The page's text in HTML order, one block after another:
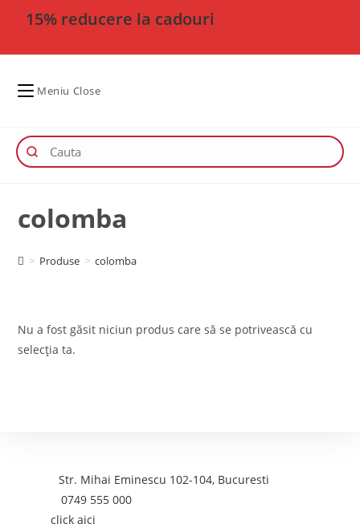
15% reducere la cadouri
Meniu Close
colomba
> Produse > colomba
Nu a fost găsit niciun produs care să se potrivească cu
selecția ta.
Adresa:Str. Mihai Eminescu 102-104, Bucuresti
Telefon:0749 555 000
Email:click aici